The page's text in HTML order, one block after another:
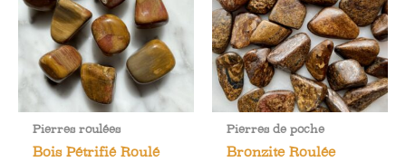
peuvent
choisies
la
être
sur
la
Pierres roulées
Bois Pétrifié Roulé
Pierres de poche
Bronzite Roulée